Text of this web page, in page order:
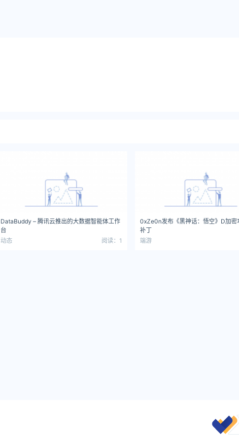
DataBuddy – 腾讯云推出的大数据智能体工作
台
动态
阅读：1
0xZe0n发布《黑神话：悟空》D加密
补丁
端游